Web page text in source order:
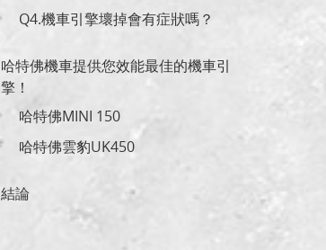
Q4.機車引擎壞掉會有症狀嗎？
哈特佛機車提供您效能最佳的機車引
擎！
哈特佛MINI 150
哈特佛雲豹UK450
結論